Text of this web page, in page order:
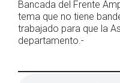
Bancada del Frente
tema que no tiene
trabajado para que la
departamento.-